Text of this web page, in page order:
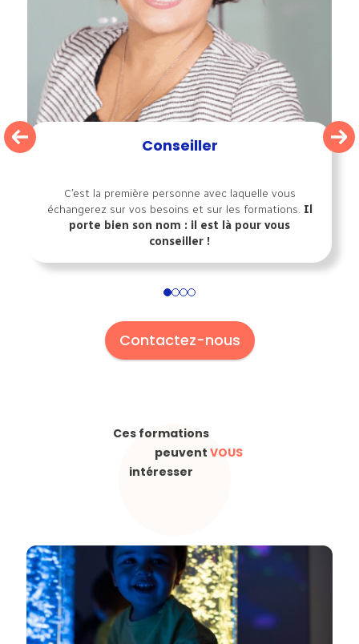
Conseiller
C’est la première personne avec laquelle vous
échangerez sur vos besoins et sur les formations. Il
porte bien son nom : il est là pour vous
conseiller !
1234
Contactez-nous
Ces formations
peuvent VOUS
intéresser